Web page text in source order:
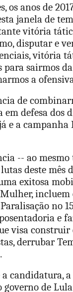
os anos de
janela de
vitória
disputar e
vitória
para sairmos
a
de
defesa dos
e a
-- ao
deste mês
exitosa
incluem
no
e
visa construir
derrubar
a candidatura,
governo de